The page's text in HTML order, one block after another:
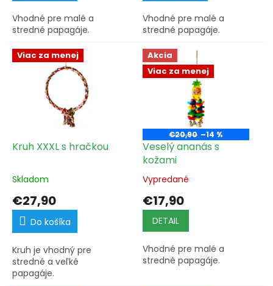
Vhodné pre malé a
stredné papagáje.
Vhodné pre malé a
stredné papagáje.
Viac za menej
Kruh XXXL s hračkou
Skladom
€27,90
Do košíka
Kruh je vhodný pre
stredné a veľké
papagáje.
Akcia
Viac za menej
€20,90 –14 %
Veselý ananás s
kožami
Vypredané
€17,90
DETAIL
Vhodné pre malé a
stredné papagáje.